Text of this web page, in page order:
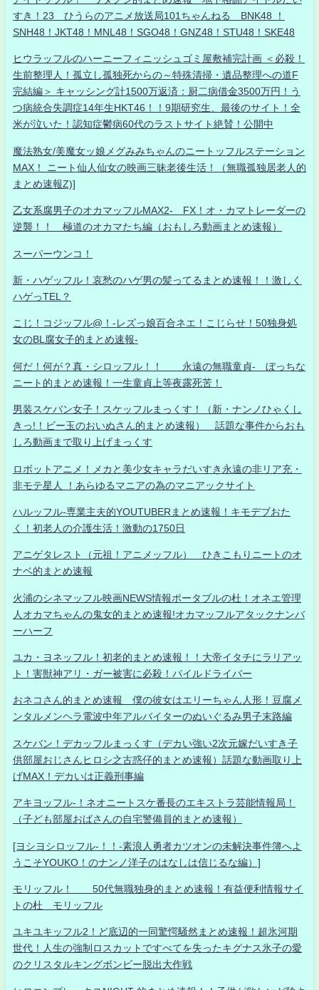
すき！23 ひうらのアニメ放送局101ちゃんねる BNK48 ！
SNH48！JKT48！MNL48！SGO48！GNZ48！STU48！SKE48
ヒウラッフルのハーニーフィニッシュゴミ屋敷補完計画 ＜必殺！
生前整理人！孤立し孤独死からの～特殊清掃・遺品整理への道F
完結編＞ キャッシング計1500万返済：厨二病借金3500万円！う
つ病統合失調症14年生HKT46！！9期研究生、最後のサイト！全
米が泣いた！認知症鬱病60代のラストサイト絶賛！公開中
魔法熟女/美魔女ッ娘メグみみちゃんのニートッフルステーション
MAX！ ニート仙人仙女の映画三昧老後生活！（無職孤独居老人的
まとめ速報Z)]
乙女系腐男子のオカマッフルMAX2- FX！オ・カマトレーダーの
逆襲！！ 極道のオカマたち編（おもしろ動画まとめ速報）
スーパーウンコ！
新・ハゲッフル！哀愁のハゲ男の髪ってるまとめ速報！！激しく
ハゲっTEL？
こじ！コジッフル@！-レズっ娘百合ネエ！こじらせ！50独身処
女のBL腐女子的まとめ速報-
何だ！何が？真・シロッフル！！ 永遠の無職童貞- ぼっちな
ニート的まとめ速報！一生童貞上等夜露死苦！
男装スケバン女子！スケッフルまっくす！（新・ナンノひゃくし
きっ!！ビー玉のおいぬさん的まとめ速報） 話題な事件からおも
しろ動画まで取り上げまっくす
ロボットアニメ！メカと美少女キャラだいすき永遠の非リア充・
非モテ星人 ！あらゆるマニアの為のマニアックサイト
ハルッフル-専業主夫的YOUTUBERまとめ速報！キモデブおた
く！初老人の介護生活！激動の1750日
アニゲタレスト（元祖！アニメッフル） ひきこもりニートのオ
ナベ的まとめ速報
火浦のシネマッフル映画NEWS情報ポータブルの杜！オネエ管理
人オカマちゃんの鬼女的まとめ速報!オカマッフルアタックナンバ
ーハーフ
ユカ・ヨネッフル！初老的まとめ速報！！大帝イタチにラリアッ
ト！害獣神アリ・ガー被害に必殺！パイルドライバー
おネコさん的まとめ速報 僕の彼女はエリーちゃん人形！豆腐メ
ンタルメンヘラ電波中年アルバイターのぬいぐるみ男子末路編
スケバン！デカッフルまっくす（デカい強い2次元嫁だいすき子
供部屋おじさんヒロシ之古惑仔的まとめ速報）話題な動画取り上
げMAX！デカいは正義刑事編
アキヨッフル-！ネオニートスケ番長のエキストラ芸能情報局！
（子ども部屋おばさんの自宅警備員的まとめ速報）
[ヨシヨシロッフル-！！-素浪人勇者カツオンの未解決事件簿へよ
うこそYOUKO！のナンノ洋子のはなしは信じるな編）]
モリッフル！ 50代無職独身的まとめ速報！有益便利情報サイ
トの杜 モリッフル
ユキユキッフル2！ど底辺的一同驚愕騒然まとめ速報！超氷河期
世代！人生の強制ロスカットですべてを失ったキグナス氷子の愛
のクリスタルキングボンビー脱出大作戦